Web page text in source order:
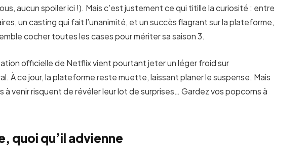
aucun spoiler ici !). Mais c’est justement ce qui titille la curiosité : entre
un casting qui fait l’unanimité, et un succès flagrant sur la plateforme,
cocher toutes les cases pour mériter sa saison 3.
officielle de Netflix vient pourtant jeter un léger froid sur
À ce jour, la plateforme reste muette, laissant planer le suspense. Mais
à venir risquent de révéler leur lot de surprises… Gardez vos popcorns à
quoi qu’il advienne